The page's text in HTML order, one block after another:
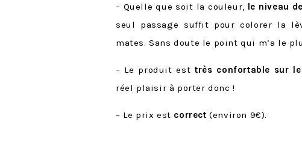
– Quelle que soit la couleur, le niveau
seul passage suffit pour colorer la
mates. Sans doute le point qui m’a le
– Le produit esttrès confortable sur
réel plaisir à porter donc !
– Le prix est correct (environ 9€).